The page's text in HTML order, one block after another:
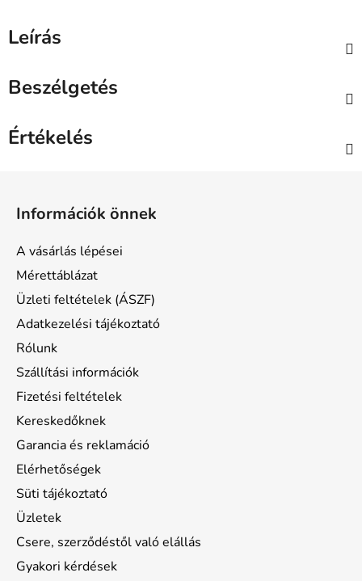
Leírás
Beszélgetés
Értékelés
Információk önnek
A vásárlás lépései
Mérettáblázat
Üzleti feltételek (ÁSZF)
Adatkezelési tájékoztató
Rólunk
Szállítási információk
Fizetési feltételek
Kereskedőknek
Garancia és reklamáció
Elérhetőségek
Süti tájékoztató
Üzletek
Csere, szerződéstől való elállás
Gyakori kérdések